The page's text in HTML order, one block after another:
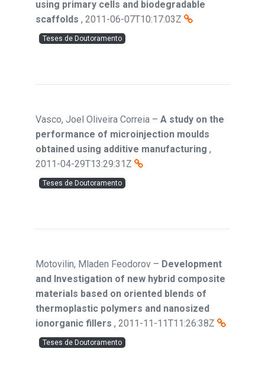
using primary cells and biodegradable
scaffolds , 2011-06-07T10:17:03Z
Teses de Doutoramento
Vasco, Joel Oliveira Correia – A study on the
performance of microinjection moulds
obtained using additive manufacturing ,
2011-04-29T13:29:31Z
Teses de Doutoramento
Motovilin, Mladen Feodorov – Development
and Investigation of new hybrid composite
materials based on oriented blends of
thermoplastic polymers and nanosized
ionorganic fillers , 2011-11-11T11:26:38Z
Teses de Doutoramento